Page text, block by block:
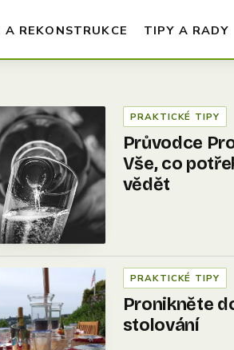
A REKONSTRUKCE TIPY A RADY
Průvodce
Vše, co
vědět
PRAKTICKÉ TIPY
Pronikněte
stolování
PRAKTICKÉ TIPY